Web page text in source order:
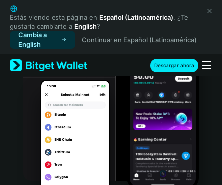
English
日本語
Tiếng Việt
Русский
Español (Latinoamérica)
Türkçe
Italiano
Português (Portugal)
Bahasa Indonesia
Estás viendo esta página en Español (Latinoamérica). ¿Te
gustaría cambiarte a English?
Cambia a
English
Continuar en Español (Latinoamérica)
Descargar ahora